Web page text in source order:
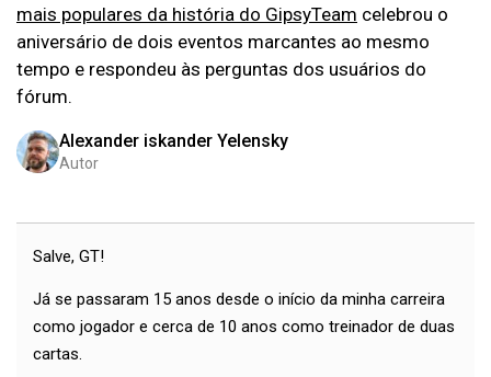
mais populares da história do GipsyTeam celebrou o
aniversário de dois eventos marcantes ao mesmo
tempo e respondeu às perguntas dos usuários do
fórum.
Alexander iskander Yelensky
Autor
Salve, GT!
Já se passaram 15 anos desde o início da minha carreira
como jogador e cerca de 10 anos como treinador de duas
cartas.